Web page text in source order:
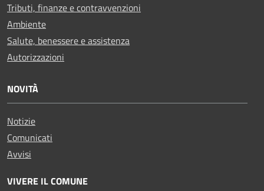
Tributi, finanze e contravvenzioni
Ambiente
Salute, benessere e assistenza
Autorizzazioni
NOVITÀ
Notizie
Comunicati
Avvisi
VIVERE IL COMUNE